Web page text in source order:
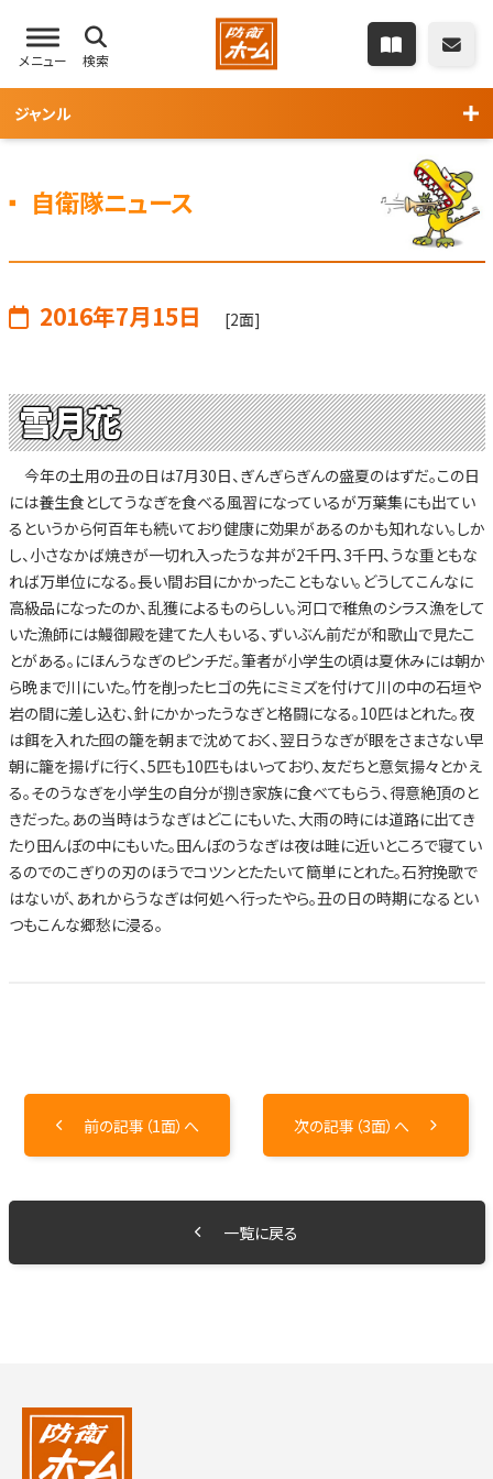
メニュー 検索
ジャンル
自衛隊ニュース
2016年7月15日 [2面]
雪月花
今年の土用の丑の日は7月30日、ぎんぎらぎんの盛夏のはずだ。この日
には養生食としてうなぎを食べる風習になっているが万葉集にも出てい
るというから何百年も続いており健康に効果があるのかも知れない。しか
し、小さなかば焼きが一切れ入ったうな丼が2千円、3千円、うな重ともな
れば万単位になる。長い間お目にかかったこともない。どうしてこんなに
高級品になったのか、乱獲によるものらしい。河口で稚魚のシラス漁をして
いた漁師には鰻御殿を建てた人もいる、ずいぶん前だが和歌山で見たこ
とがある。にほんうなぎのピンチだ。筆者が小学生の頃は夏休みには朝か
ら晩まで川にいた。竹を削ったヒゴの先にミミズを付けて川の中の石垣や
岩の間に差し込む、針にかかったうなぎと格闘になる。10匹はとれた。夜
は餌を入れた囮の籠を朝まで沈めておく、翌日うなぎが眼をさまさない早
朝に籠を揚げに行く、5匹も10匹もはいっており、友だちと意気揚々とかえ
る。そのうなぎを小学生の自分が捌き家族に食べてもらう、得意絶頂のと
きだった。あの当時はうなぎはどこにもいた、大雨の時には道路に出てき
たり田んぼの中にもいた。田んぼのうなぎは夜は畦に近いところで寝てい
るのでのこぎりの刃のほうでコツンとたたいて簡単にとれた。石狩挽歌で
はないが、あれからうなぎは何処へ行ったやら。丑の日の時期になるとい
つもこんな郷愁に浸る。
前の記事（1面）へ 次の記事（3面）へ
一覧に戻る